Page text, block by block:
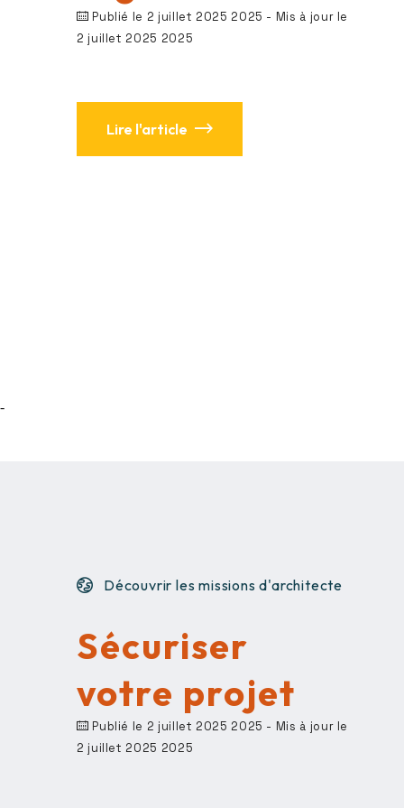
Publié le 2 juillet 2025 2025 - Mis à jour le
2 juillet 2025 2025
Lire l'article
-
Découvrir les missions d'architecte
Sécuriser
votre projet
Publié le 2 juillet 2025 2025 - Mis à jour le
2 juillet 2025 2025